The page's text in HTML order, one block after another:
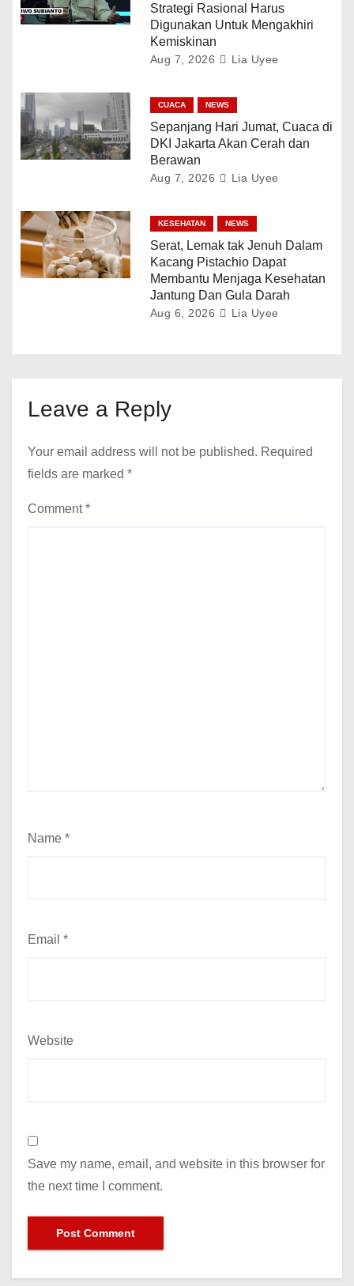
Strategi Rasional Harus
Digunakan Untuk Mengakhiri
Kemiskinan
Aug 7, 2026 Lia Uyee
CUACA NEWS
Sepanjang Hari Jumat, Cuaca di
DKI Jakarta Akan Cerah dan
Berawan
Aug 7, 2026 Lia Uyee
KESEHATAN NEWS
Serat, Lemak tak Jenuh Dalam
Kacang Pistachio Dapat
Membantu Menjaga Kesehatan
Jantung Dan Gula Darah
Aug 6, 2026 Lia Uyee
Leave a Reply
Your email address will not be published. Required
fields are marked *
Comment*
Name *
Email *
Website
Save my name, email, and website in this browser for
the next time I comment.